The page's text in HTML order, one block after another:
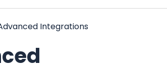
Integrations